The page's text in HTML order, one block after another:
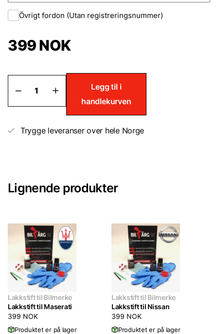
Övrigt fordon (Utan registreringsnummer)
399NOK
Lakstift
Rolls-
Legg til i
handlekurven
Trygge leveranser over hele Norge
Lignende produkter
Lakkstift til Bilmerke
Lakkstift til Maserati
399 NOK
Produktet er på lager
Lakkstift til Bilmerke
Lakkstift til Nissan
399 NOK
Produktet er på lager